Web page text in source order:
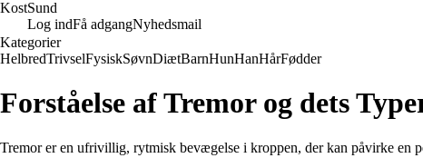
KostSund
Log indFå adgangNyhedsmail
Kategorier
HelbredTrivselFysiskSøvnDiætBarnHunHanHårFødder
Forståelse af Tremor og dets
Tremor er en ufrivillig, rytmisk bevægelse i kroppen, der kan påvirke en